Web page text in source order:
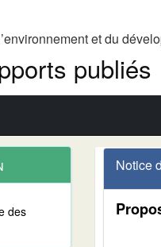
et du
publiés
des
Notice